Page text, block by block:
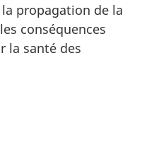
propagation de la
conséquences
la santé des